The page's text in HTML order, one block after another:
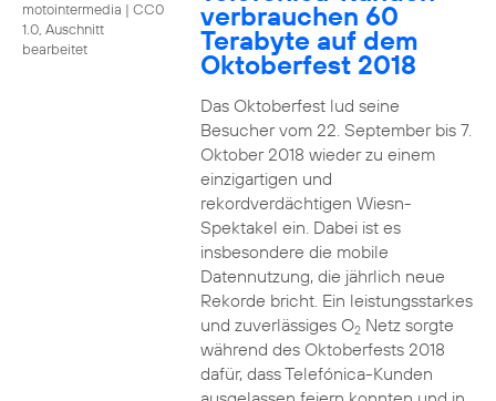
motointermedia | CC0
1.0, Auschnitt
bearbeitet
verbrauchen 60
Terabyte auf dem
Oktoberfest 2018
Das Oktoberfest lud seine
Besucher vom 22. September bis 7.
Oktober 2018 wieder zu einem
einzigartigen und
rekordverdächtigen Wiesn-
Spektakel ein. Dabei ist es
insbesondere die mobile
Datennutzung, die jährlich neue
Rekorde bricht. Ein leistungsstarkes
und zuverlässiges O2Netz sorgte
während des Oktoberfests 2018
dafür, dass Telefónica-Kunden